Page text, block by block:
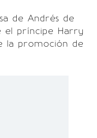
de Andrés de
el príncipe Harry
la promoción de